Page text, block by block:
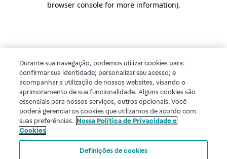
browser console for more information).
Durante sua navegação, podemos utilizar cookies para:
confirmar sua identidade; personalizar seu acesso; e
acompanhar a utilização de nossos websites, visando o
aprimoramento de sua funcionalidade. Alguns cookies são
essenciais para nossos serviços, outros opcionais. Você
poderá gerenciar os cookies que utilizamos de acordo com
suas preferências. Nossa Política de Privacidade e
Cookies
Definições de cookies